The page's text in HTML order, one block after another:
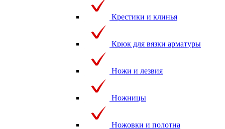
Крестики и клинья
Крюк для вязки арматуры
Ножи и лезвия
Ножницы
Ножовки и полотна